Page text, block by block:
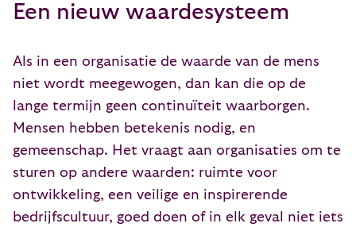
Een nieuw waardesysteem
Als in een organisatie de waarde van de mens
niet wordt meegewogen, dan kan die op de
lange termijn geen continuïteit waarborgen.
Mensen hebben betekenis nodig, en
gemeenschap. Het vraagt aan organisaties om te
sturen op andere waarden: ruimte voor
ontwikkeling, een veilige en inspirerende
bedrijfscultuur, goed doen of in elk geval niet iets